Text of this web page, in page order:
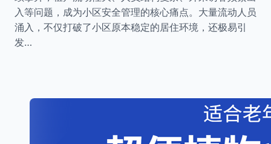
入等问题，成为小区安全管理的核心痛点。大量流动人员
涌入，不仅打破了小区原本稳定的居住环境，还极易引
发…